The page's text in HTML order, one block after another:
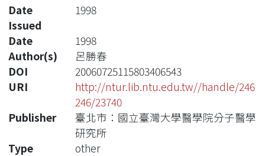
Date
Issued
1998
Date
1998
Author(s)
呂勝春
DOI
20060725115803406543
URI
http://ntur.lib.ntu.edu.tw//handle/246
246/23740
Publisher
臺北市：國立臺灣大學醫學院分子醫學
研究所
Type
other